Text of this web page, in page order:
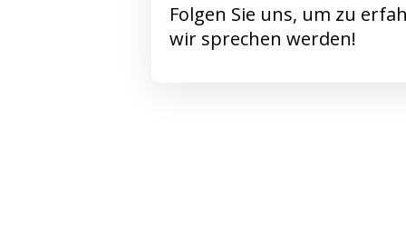
Folgen Sie uns, um zu
wir sprechen werden!